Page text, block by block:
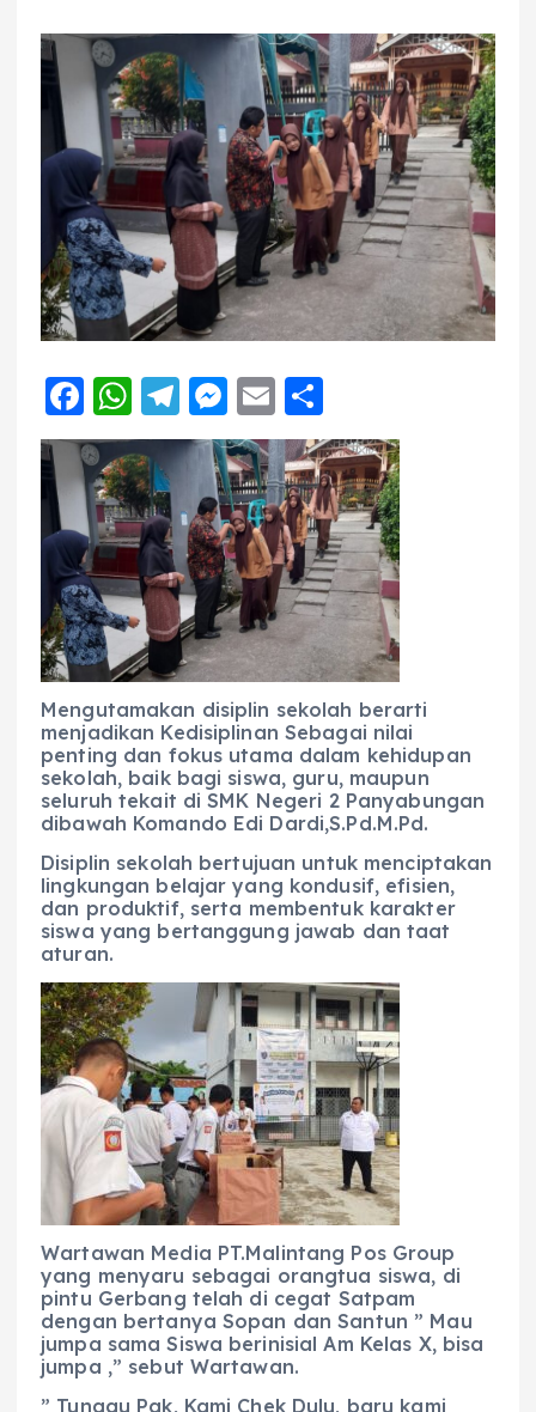
F
a
c
e
b
o
o
k
W
h
a
ts
A
p
p
T
el
e
g
r
a
m
M
e
ss
e
n
g
er
E
m
ai
l
h
a
re
Mengutamakan disiplin sekolah berarti
menjadikan Kedisiplinan Sebagai nilai
penting dan fokus utama dalam kehidupan
sekolah, baik bagi siswa, guru, maupun
seluruh tekait di SMK Negeri 2 Panyabungan
dibawah Komando Edi Dardi,S.Pd.M.Pd.
Disiplin sekolah bertujuan untuk menciptakan
lingkungan belajar yang kondusif, efisien,
dan produktif, serta membentuk karakter
siswa yang bertanggung jawab dan taat
aturan.
Wartawan Media PT.Malintang Pos Group
yang menyaru sebagai orangtua siswa, di
pintu Gerbang telah di cegat Satpam
dengan bertanya Sopan dan Santun ” Mau
jumpa sama Siswa berinisial Am Kelas X, bisa
jumpa ,” sebut Wartawan.
” Tunggu Pak, Kami Chek Dulu, baru kami